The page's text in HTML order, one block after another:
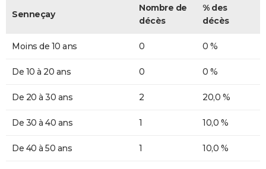
Senneçay
Nombre de
décès
% des
décès
Moins de 10 ans 0 0 %
De 10 à 20 ans 0 0 %
De 20 à 30 ans 2 20,0 %
De 30 à 40 ans 1 10,0 %
De 40 à 50 ans 1 10,0 %